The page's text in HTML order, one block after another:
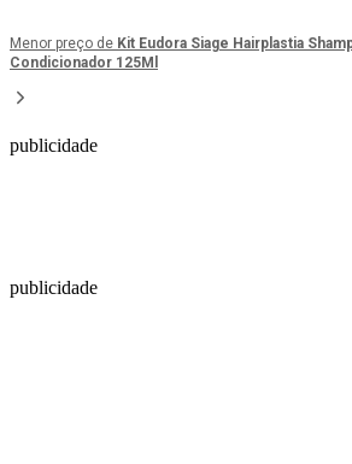
Menor preço de Kit Eudora Siage Hairplastia
Condicionador 125Ml
publicidade
publicidade